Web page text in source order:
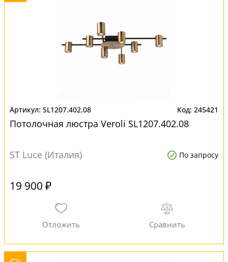
SL1207.402.08 245421
Потолочная люстра Veroli SL1207.402.08
ST Luce (Италия) По запросу
19 900 ₽